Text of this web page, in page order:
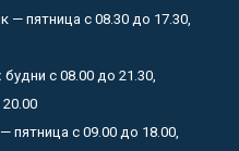
— пятница с 08.30 до 17.30,
будни с 08.00 до 21.30,
пятница с 09.00 до 18.00,